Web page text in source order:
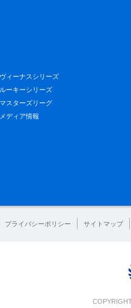
ヴィーナスシリーズ
ルーキーシリーズ
マスターズリーグ
メディア情報
プライバシーポリシー サイトマップ